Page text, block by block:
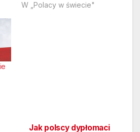
W „Polacy w świecie"
Jak polscy dypłomaci